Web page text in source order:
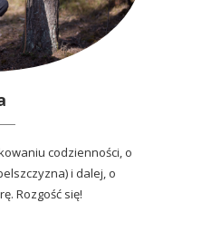
codzienności, o
i dalej, o
Rozgość się!